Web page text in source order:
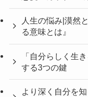
人生の悩み|漠然
る意味とは』
「自分らしく生
する3つの鍵
より深く自分を